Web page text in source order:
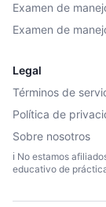
Examen de
Examen de
Legal
Términos de
Política de
Sobre nosotros
ℹ️ No estamos
educativo de